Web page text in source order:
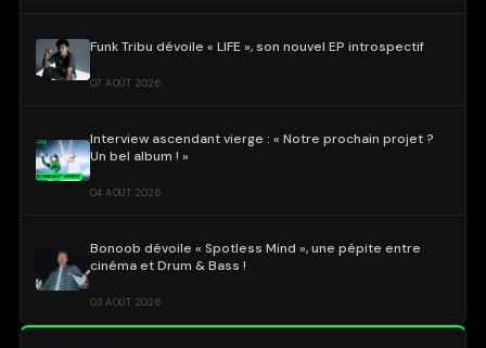
Funk Tribu dévoile « LIFE », son nouvel EP introspectif
07 AOÛT 2026
Interview ascendant vierge : « Notre prochain projet ?
Un bel album ! »
04 AOÛT 2026
Bonoob dévoile « Spotless Mind », une pépite entre
cinéma et Drum & Bass !
03 AOÛT 2026